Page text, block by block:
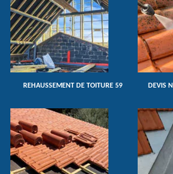
REHAUSSEMENT DE TOITURE 59 DEVIS